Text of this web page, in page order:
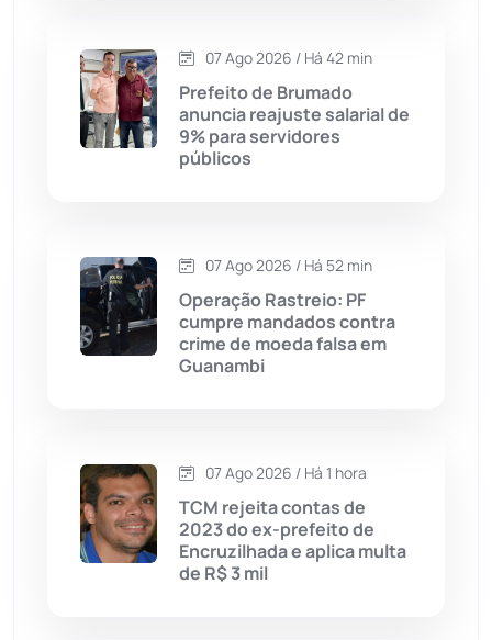
Caturama
Chapada Diamantina
Contendas do Sincorá
Cordeiros
Economia
Educação
Érico Cardoso
07 Ago 2026 / Há 42 min
Prefeito de Brumado
anuncia reajuste salarial de
9% para servidores
públicos
07 Ago 2026 / Há 52 min
Operação Rastreio: PF
cumpre mandados contra
crime de moeda falsa em
Guanambi
07 Ago 2026 / Há 1 hora
TCM rejeita contas de
2023 do ex-prefeito de
Encruzilhada e aplica multa
de R$ 3 mil